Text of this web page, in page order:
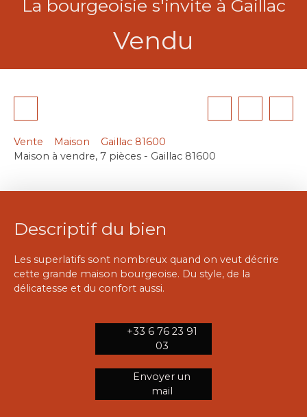
La bourgeoisie s'invite à Gaillac
Vendu
Vente Maison
Gaillac 81600
Maison à vendre, 7 pièces - Gaillac 81600
Descriptif du bien
Les superlatifs sont nombreux quand on veut décrire
cette grande maison bourgeoise. Du style, de la
délicatesse et du confort aussi.
+33 6 76 23 91
03
Envoyer un
mail